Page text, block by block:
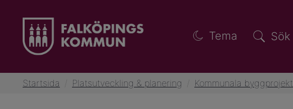
Tema Sök
Startsida Platsutveckling & planering Kommunala byggprojekt